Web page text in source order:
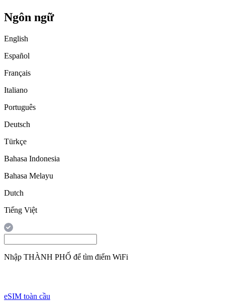
Ngôn ngữ
English
Español
Français
Italiano
Português
Deutsch
Türkçe
Bahasa Indonesia
Bahasa Melayu
Dutch
Tiếng Việt
Nhập THÀNH PHỐ để tìm điểm WiFi
eSIM toàn cầu